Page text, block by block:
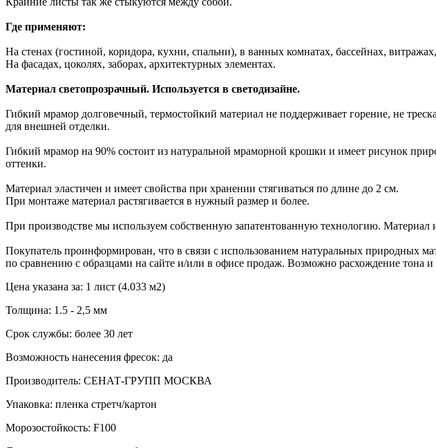
Где применяют:
На стенах (гостиной, коридора, кухни, спальни), в ванных комнатах, бассейнах,
На фасадах, цоколях, заборах, архитектурных элементах.
Материал светопрозрачный. Используется в светодизайне.
Гибкий мрамор долговечный, термостойкий материал не поддерживает горение, не
для внешней отделки.
Гибкий мрамор на 90% состоит из натуральной мраморной крошки и имеет рисунок
оттенки.
Материал эластичен и имеет свойства при хранении стягиваться по длине до 2 см.
При монтаже материал растягивается в нужный размер и более.
При производстве мы используем собственную запатентованную технологию. Материал
Покупатель проинформирован, что в связи с использованием натуральных природных
по сравнению с образцами на сайте и/или в офисе продаж. Возможно расхождение тона
Цена указана за: 1 лист (4.033 м2)
Толщина: 1.5 - 2,5 мм
Срок службы: более 30 лет
Возможность нанесения фресок: да
Производитель: СЕНАТ-ГРУПП МОСКВА
Упаковка: пленка стретч/картон
Морозостойкость: F100